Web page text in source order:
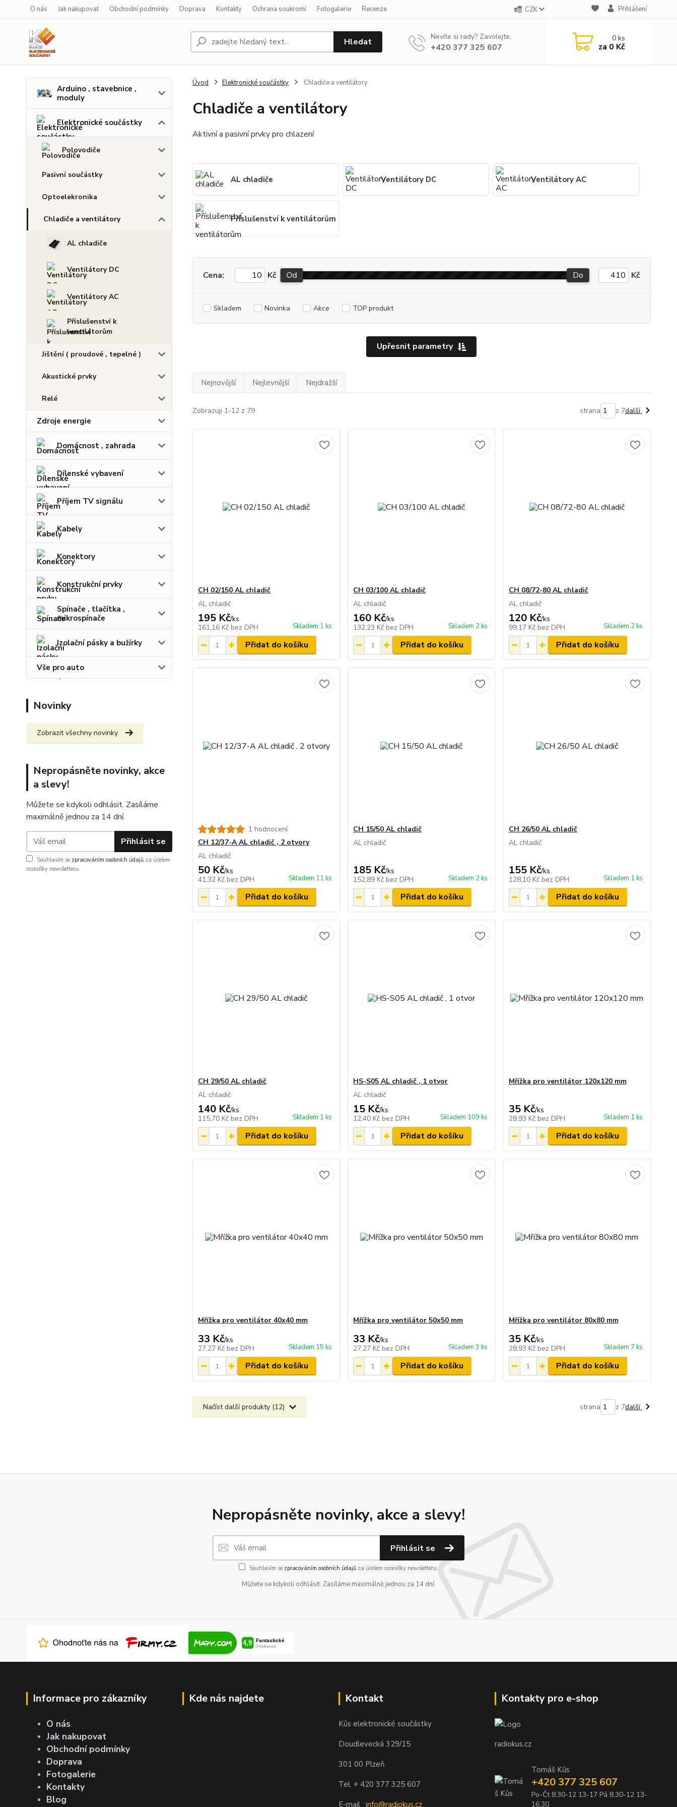
O nás Jak nakupovat Obchodní podmínky Doprava Kontakty Ochrana soukromí Fotogalerie Recenze CZK Přihlášení
Hledat Nevíte si rady? Zavolejte.
+420 377 325 607
0ks
za 0 Kč
Arduino , stavebnice ,
moduly
Elektronické součástky
Polovodiče
Pasivní součástky
Optoelekronika
Chladiče a ventilátory
AL chladiče
Ventilátory DC
Ventilátory AC
Příslušenství k
ventilátorům
Jištění ( proudové , tepelné )
Akustické prvky
Relé
Zdroje energie
Domácnost , zahrada
Dílenské vybavení
Příjem TV signálu
Kabely
Konektory
Konstrukční prvky
Spínače , tlačítka ,
mikrospínače
Izolační pásky a bužírky
Vše pro auto
Novinky
Zobrazit všechny novinky
Nepropásněte novinky, akce
a slevy!
Můžete se kdykoli odhlásit. Zasíláme
maximálně jednou za 14 dní.
Přihlásit se
Souhlasím se zpracováním osobních údajů za účelem
rozesílky newsletteru.
Úvod Elektronické součástky Chladiče a ventilátory
Chladiče a ventilátory
Aktivní a pasivní prvky pro chlazení
AL chladiče Ventilátory DC Ventilátory AC
Příslušenství k ventilátorům
Upřesnit parametry
Cena: Kč Od Do Kč
Skladem Novinka Akce TOP produkt
Nejnovější Nejlevnější Nejdražší
Zobrazuji 1-12 z 79 strana z 7další
CH 02/150 AL chladič
AL chladič
195 Kč/ks
161,16 Kč bez DPH Skladem 1 ks
Přidat do košíku
CH 03/100 AL chladič
AL chladič
160 Kč/ks
132,23 Kč bez DPH Skladem 2 ks
Přidat do košíku
CH 08/72-80 AL chladič
AL chladič
120 Kč/ks
99,17 Kč bez DPH Skladem 2 ks
Přidat do košíku
1 hodnocení
CH 12/37-A AL chladič , 2 otvory
AL chladič
50 Kč/ks
41,32 Kč bez DPH Skladem 11 ks
Přidat do košíku
CH 15/50 AL chladič
AL chladič
185 Kč/ks
152,89 Kč bez DPH Skladem 2 ks
Přidat do košíku
CH 26/50 AL chladič
AL chladič
155 Kč/ks
128,10 Kč bez DPH Skladem 1 ks
Přidat do košíku
CH 29/50 AL chladič
AL chladič
140 Kč/ks
115,70 Kč bez DPH Skladem 1 ks
Přidat do košíku
HS-S05 AL chladič , 1 otvor
AL chladič
15 Kč/ks
12,40 Kč bez DPH Skladem 109 ks
Přidat do košíku
Mřížka pro ventilátor 120x120 mm
35 Kč/ks
28,93 Kč bez DPH Skladem 1 ks
Přidat do košíku
Mřížka pro ventilátor 40x40 mm
33 Kč/ks
27,27 Kč bez DPH Skladem 15 ks
Přidat do košíku
Mřížka pro ventilátor 50x50 mm
33 Kč/ks
27,27 Kč bez DPH Skladem 3 ks
Přidat do košíku
Mřížka pro ventilátor 80x80 mm
35 Kč/ks
28,93 Kč bez DPH Skladem 7 ks
Přidat do košíku
Načíst další produkty (12) strana z 7další
Nepropásněte novinky, akce a slevy!
Přihlásit se
Souhlasím se zpracováním osobních údajů za účelem rozesílky newsletteru.
Můžete se kdykoli odhlásit. Zasíláme maximálně jednou za 14 dní.
Informace pro zákazníky
O nás
Jak nakupovat
Obchodní podmínky
Doprava
Fotogalerie
Kontakty
Blog
Kde nás najdete Kontakt
Kůs elektronické součástky
Doudlevecká 329/15
301 00 Plzeň
Tel. + 420 377 325 607
E-mail : info@radiokus.cz
Kontakty pro e-shop
radiokus.cz
Tomáš Kůs
+420 377 325 607
Po-Čt 8,30-12 13-17 Pá 8,30-12 13-
16,30